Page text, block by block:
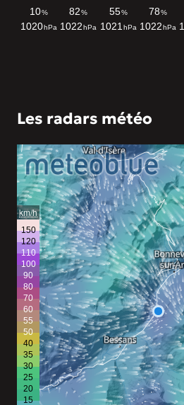
Les radars météo